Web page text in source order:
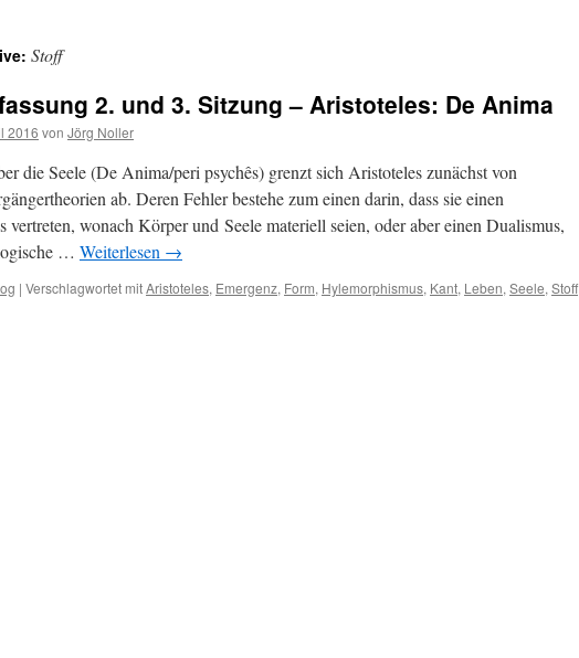
Stoff
2. und 3. Sitzung – Aristoteles: De Anima
2016 von Jörg Noller
die Seele (De Anima/peri psychês) grenzt sich Aristoteles zunächst von
ab. Deren Fehler bestehe zum einen darin, dass sie einen
vertreten, wonach Körper und Seele materiell seien, oder aber einen Dualismus,
… Weiterlesen →
| Verschlagwortet mitAristoteles, Emergenz, Form, Hylemorphismus, Kant, Leben, Seele, Stoff